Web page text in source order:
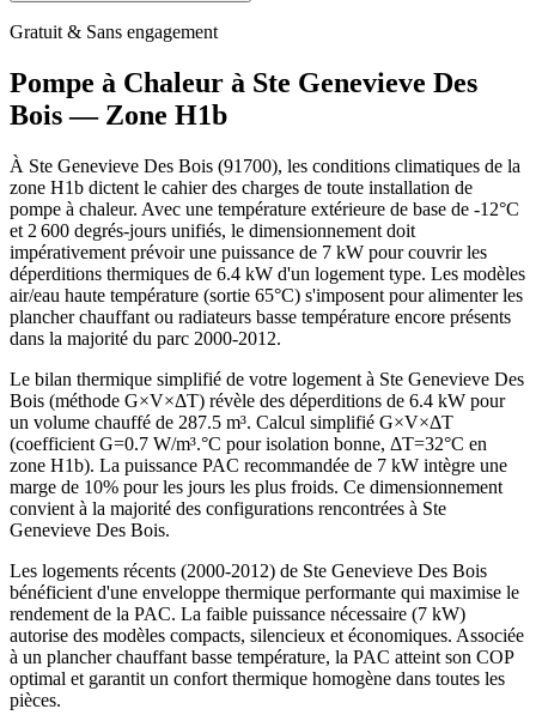
Gratuit & Sans engagement
Pompe à Chaleur à Ste Genevieve Des
Bois— Zone H1b
À Ste Genevieve Des Bois (91700), les conditions climatiques de la
zone H1b dictent le cahier des charges de toute installation de
pompe à chaleur. Avec une température extérieure de base de -12°C
et 2 600 degrés-jours unifiés, le dimensionnement doit
impérativement prévoir une puissance de 7 kW pour couvrir les
déperditions thermiques de 6.4 kW d'un logement type. Les modèles
air/eau haute température (sortie 65°C) s'imposent pour alimenter les
plancher chauffant ou radiateurs basse température encore présents
dans la majorité du parc 2000-2012.
Le bilan thermique simplifié de votre logement à Ste Genevieve Des
Bois (méthode G×V×ΔT) révèle des déperditions de 6.4 kW pour
un volume chauffé de 287.5 m³. Calcul simplifié G×V×ΔT
(coefficient G=0.7 W/m³.°C pour isolation bonne, ΔT=32°C en
zone H1b). La puissance PAC recommandée de 7 kW intègre une
marge de 10% pour les jours les plus froids. Ce dimensionnement
convient à la majorité des configurations rencontrées à Ste
Genevieve Des Bois.
Les logements récents (2000-2012) de Ste Genevieve Des Bois
bénéficient d'une enveloppe thermique performante qui maximise le
rendement de la PAC. La faible puissance nécessaire (7 kW)
autorise des modèles compacts, silencieux et économiques. Associée
à un plancher chauffant basse température, la PAC atteint son COP
optimal et garantit un confort thermique homogène dans toutes les
pièces.